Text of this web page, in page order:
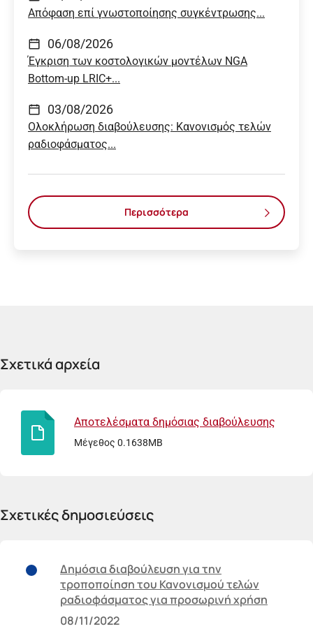
Απόφαση επί γνωστοποίησης συγκέντρωσης...
06/08/2026
Έγκριση των κοστολογικών μοντέλων NGA
Bottom-up LRIC+...
03/08/2026
Ολοκλήρωση διαβούλευσης: Κανονισμός τελών
ραδιοφάσματος...
Περισσότερα
Σχετικά αρχεία
Αποτελέσματα δημόσιας διαβούλευσης
Μέγεθος 0.1638MB
Σχετικές δημοσιεύσεις
Δημόσια διαβούλευση για την
τροποποίηση του Κανονισμού τελών
ραδιοφάσματος για προσωρινή χρήση
08/11/2022